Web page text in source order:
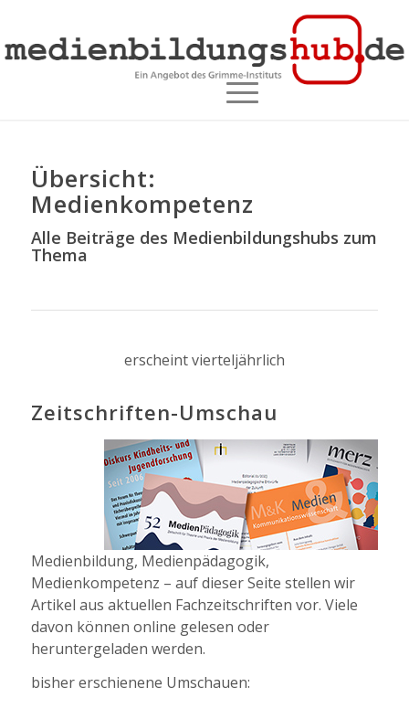
Übersicht:
Medienkompetenz
Alle Beiträge des Medienbildungshubs zum
Thema
erscheint vierteljährlich
Zeitschriften-Umschau
Medienbildung, Medienpädagogik,
Medienkompetenz – auf dieser Seite stellen wir
Artikel aus aktuellen Fachzeitschriften vor. Viele
davon können online gelesen oder
heruntergeladen werden.
bisher erschienene Umschauen: